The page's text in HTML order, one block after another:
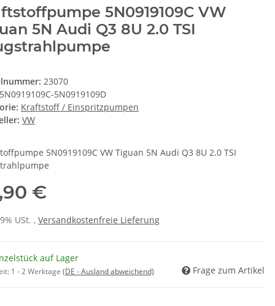
5N0919109C VW
5N Audi Q3 8U 2.0 TSI
23070
5N0919109C-5N0919109D
Kraftstoff / Einspritzpumpen
VW
5N0919109C VW Tiguan 5N Audi Q3 8U 2.0 TSI
€
USt. , Versandkostenfreie Lieferung
auf Lager
1 - 2 Werktage (DE - Ausland abweichend) Frage zum Artikel